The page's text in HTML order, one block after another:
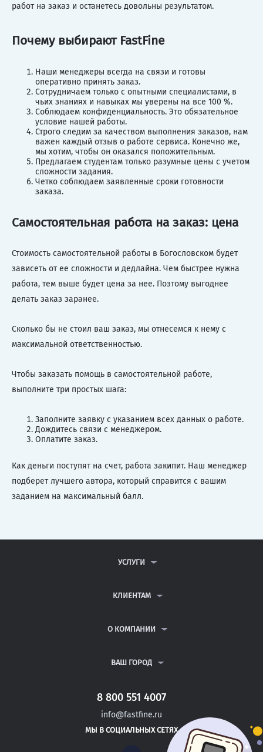
работ на заказ и останетесь довольны результатом.
Почему выбирают FastFine
Наши менеджеры всегда на связи и готовы
оперативно принять заказ.
Сотрудничаем только с опытными специалистами, в
чьих знаниях и навыках мы уверены на все 100 %.
Соблюдаем конфиденциальность. Это обязательное
условие нашей работы.
Строго следим за качеством выполнения заказов, нам
важен каждый отзыв о работе сервиса. Конечно же,
мы хотим, чтобы он оказался положительным.
Предлагаем студентам только разумные цены с учетом
сложности задания.
Четко соблюдаем заявленные сроки готовности
заказа.
Самостоятельная работа на заказ: цена
Стоимость самостоятельной работы в Богословском будет
зависеть от ее сложности и дедлайна. Чем быстрее нужна
работа, тем выше будет цена за нее. Поэтому выгоднее
делать заказ заранее.
Сколько бы не стоил ваш заказ, мы отнесемся к нему с
максимальной ответственностью.
Чтобы заказать помощь в самостоятельной работе,
выполните три простых шага:
Заполните заявку с указанием всех данных о работе.
Дождитесь связи с менеджером.
Оплатите заказ.
Как деньги поступят на счет, работа закипит. Наш менеджер
подберет лучшего автора, который справится с вашим
заданием на максимальный балл.
УСЛУГИ
ДИПЛОМНЫЕ РАБОТЫ
РЕФЕРАТЫ
КЛИЕНТАМ
ВОПРОСЫ И ОТВЕТЫ
ПОЛИТИКА КОНФИДЕНЦИАЛЬНОСТИ
О КОМПАНИИ
КОНТАКТЫ
ВАШ ГОРОД
САНКТ-ПЕТЕРБУРГ
АКБУЛАК
НОВОТРОИЦК
8 800 551 4007
info@fastfine.ru
МЫ В СОЦИАЛЬНЫХ СЕТЯХ